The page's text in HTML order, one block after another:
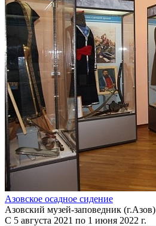
Азовское осадное сидение
Азовский музей-заповедник (г.Азов)
С 5 августа 2021 по 1 июня 2022 г.